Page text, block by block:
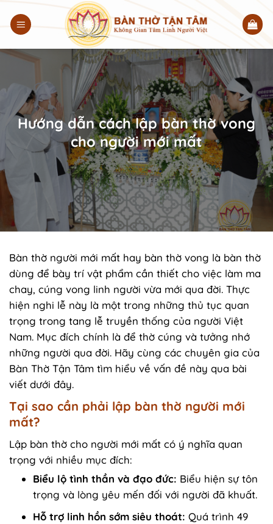
đến
dung
Hướng dẫn cách lập bàn thờ vong
cho người mới mất
Bàn thờ người mới mất hay bàn thờ vong là bàn thờ
dùng để bày trí vật phẩm cần thiết cho việc làm ma
chay, cúng vong linh người vừa mới qua đời. Thực
hiện nghi lễ này là một trong những thủ tục quan
trọng trong tang lễ truyền thống của người Việt
Nam. Mục đích chính là để thờ cúng và tưởng nhớ
những người qua đời. Hãy cùng các chuyên gia của
Bàn Thờ Tận Tâm tìm hiểu về vấn đề này qua bài
viết dưới đây.
Tại sao cần phải lập bàn thờ người mới
mất?
Lập bàn thờ cho người mới mất có ý nghĩa quan
trọng với nhiều mục đích:
Biểu lộ tình thần và đạo đức: Biểu hiện sự tôn
trọng và lòng yêu mến đối với người đã khuất.
Hỗ trợ linh hồn sớm siêu thoát: Quá trình 49